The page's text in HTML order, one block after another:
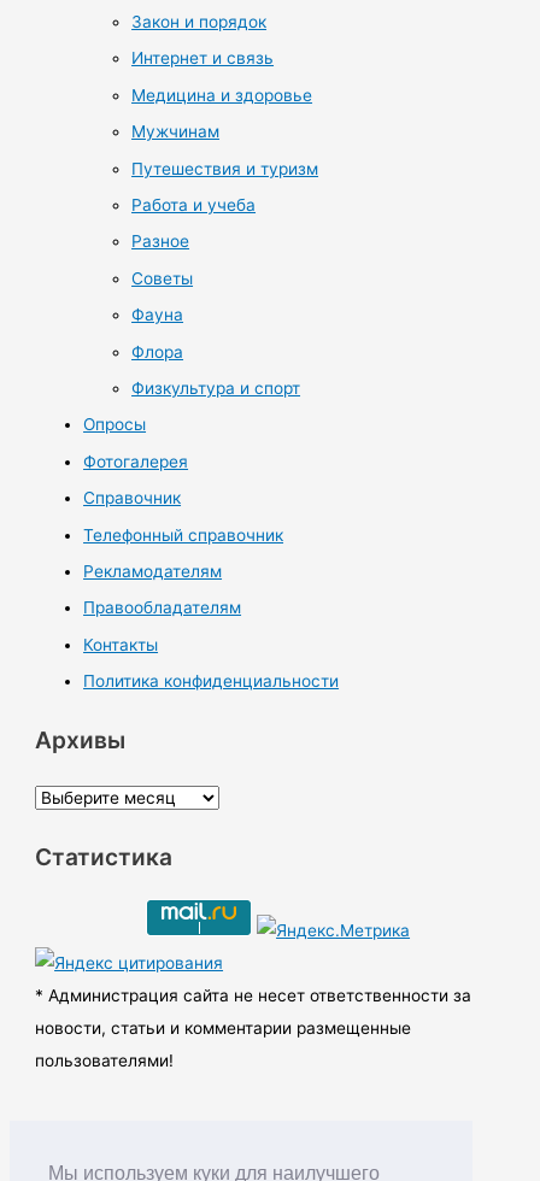
Мы используем куки для наилучшего
Закон и порядок
Интернет и связь
Медицина и здоровье
Мужчинам
Путешествия и туризм
Работа и учеба
Разное
Советы
Фауна
Флора
Физкультура и спорт
Опросы
Фотогалерея
Справочник
Телефонный справочник
Рекламодателям
Правообладателям
Контакты
Политика конфиденциальности
Архивы
А
х
ы
Статистика
* Администрация сайта не несет ответственности за
новости, статьи и комментарии размещенные
пользователями!